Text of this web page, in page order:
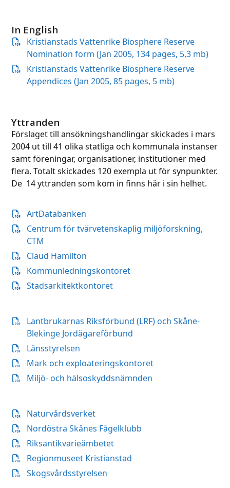
In English
Kristianstads Vattenrike Biosphere Reserve
Nomination form (Jan 2005, 134 pages, 5,3 mb)
Kristianstads Vattenrike Biosphere Reserve
Appendices (Jan 2005, 85 pages, 5 mb)
Yttranden
Förslaget till ansökningshandlingar skickades i mars
2004 ut till 41 olika statliga och kommunala instanser
samt föreningar, organisationer, institutioner med
flera. Totalt skickades 120 exempla ut för synpunkter.
De 14 yttranden som kom in finns här i sin helhet.
ArtDatabanken
Centrum för tvärvetenskaplig miljöforskning,
CTM
Claud Hamilton
Kommunledningskontoret
Stadsarkitektkontoret
Lantbrukarnas Riksförbund (LRF) och Skåne-
Blekinge Jordägareförbund
Länsstyrelsen
Mark och exploateringskontoret
Miljö- och hälsoskyddsnämnden
Naturvårdsverket
Nordöstra Skånes Fågelklubb
Riksantikvarieämbetet
Regionmuseet Kristianstad
Skogsvårdsstyrelsen